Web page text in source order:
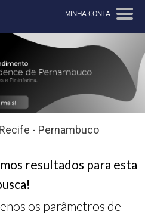
MINHA CONTA
- Pernambuco
resultados para esta
os parâmetros de